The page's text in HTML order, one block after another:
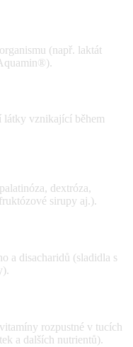
(např. laktát
vznikající během
dextróza,
sirupy aj.).
a disacharidů (sladidla s
rozpustné v tucích
a dalších nutrientů).